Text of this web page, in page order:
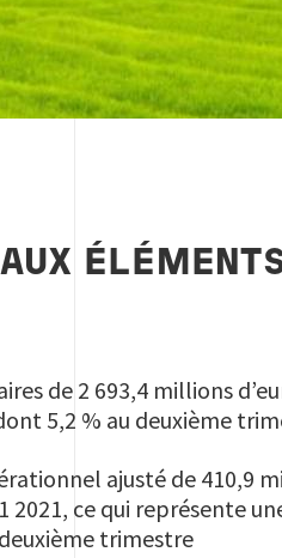
de 2 693,4 millions
5,2 % au deuxième
ajusté de 410,9
2021, ce qui représente
trimestre